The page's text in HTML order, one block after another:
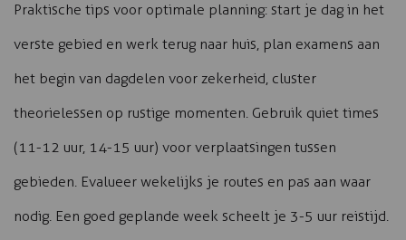
Praktische tips voor optimale planning: start je dag in het
verste gebied en werk terug naar huis, plan examens aan
het begin van dagdelen voor zekerheid, cluster
theorielessen op rustige momenten. Gebruik quiet times
(11-12 uur, 14-15 uur) voor verplaatsingen tussen
gebieden. Evalueer wekelijks je routes en pas aan waar
nodig. Een goed geplande week scheelt je 3-5 uur reistijd.